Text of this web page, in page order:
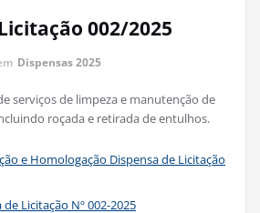
002/2025
Dispensas 2025
serviços de limpeza e manutenção de
roçada e retirada de entulhos.
e Homologação Dispensa de Licitação
Licitação Nº 002-2025